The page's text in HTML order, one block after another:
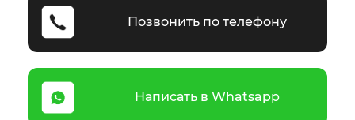
Позвонить по телефону
Написать в Whatsapp